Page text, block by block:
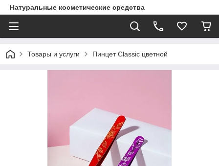
Натуральные косметические средства
Товары и услуги Пинцет Classic цветной